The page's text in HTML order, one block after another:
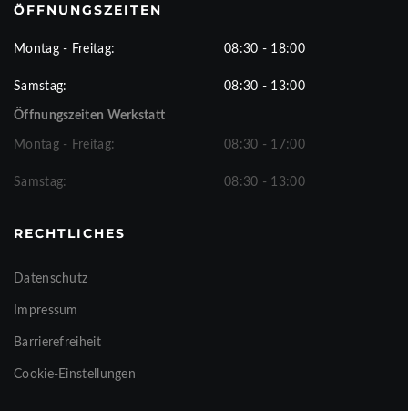
ÖFFNUNGSZEITEN
Montag - Freitag: 08:30 - 18:00
Samstag: 08:30 - 13:00
Öffnungszeiten Werkstatt
Montag - Freitag: 08:30 - 17:00
Samstag: 08:30 - 13:00
RECHTLICHES
Datenschutz
Impressum
Barrierefreiheit
Cookie-Einstellungen